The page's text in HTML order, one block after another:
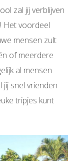
zal jij verblijven
Het voordeel
mensen zult
of meerdere
al mensen
jij snel vrienden
tripjes kunt